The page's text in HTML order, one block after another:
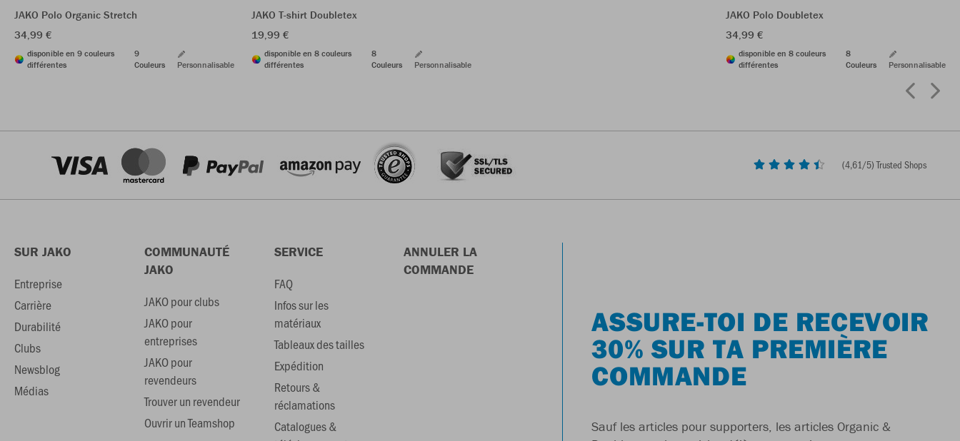
JAKO Polo Organic Stretch
34,99 €
disponible en 9 couleurs
différentes
9
Couleurs
Personnalisable
JAKO T-shirt Doubletex
19,99 €
disponible en 8 couleurs
différentes
8
Couleurs
Personnalisable
JAKO Polo Doubletex
34,99 €
disponible en 8 couleurs
différentes
8
Couleurs
Personnalisable
(4,61/5) Trusted Shops
SUR JAKO
Entreprise
Carrière
Durabilité
Clubs
Newsblog
Médias
COMMUNAUTÉ
JAKO
JAKO pour clubs
JAKO pour
entreprises
JAKO pour
revendeurs
Trouver un revendeur
Ouvrir un Teamshop
SERVICE
FAQ
Infos sur les
matériaux
Tableaux des tailles
Expédition
Retours &
réclamations
Catalogues &
ANNULER LA
COMMANDE
ASSURE-TOI DE RECEVOIR
30% SUR TA PREMIÈRE
COMMANDE
Sauf les articles pour supporters, les articles Organic &